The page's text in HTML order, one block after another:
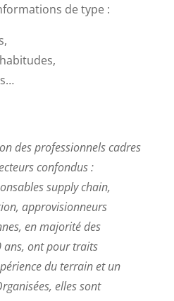
de type :
des professionnels cadres
confondus :
supply chain,
approvisionneurs
en majorité des
ans, ont pour traits
du terrain et un
elles sont